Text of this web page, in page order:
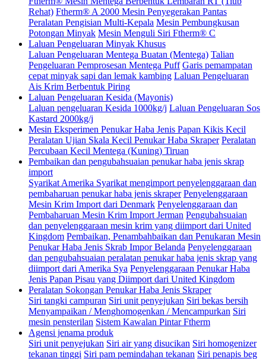
Rehat) Ftherm® A 2000 Mesin Penyegerakan Pantas
Peralatan Pengisian Multi-Kepala Mesin Pembungkusan
Potongan Minyak Mesin Menguli Siri Ftherm® C
Laluan Pengeluaran Minyak Khusus
Laluan Pengeluaran Mentega Buatan (Mentega) Talian
Pengeluaran Pemprosesan Mentega Puff Garis pemampatan
cepat minyak sapi dan lemak kambing Laluan Pengeluaran
Ais Krim Berbentuk Piring
Laluan Pengeluaran Kesida (Mayonis)
Laluan pengeluaran Kesida 1000kg/j Laluan Pengeluaran Sos
Kastard 2000kg/j
Mesin Eksperimen Penukar Haba Jenis Papan Kikis Kecil
Peralatan Ujian Skala Kecil Penukar Haba Skraper Peralatan
Percubaan Kecil Mentega (Kuning) Tiruan
Pembaikan dan pengubahsuaian penukar haba jenis skrap
import
Syarikat Amerika Syarikat mengimport penyelenggaraan dan
pembaharuan penukar haba jenis skraper Penyelenggaraan
Mesin Krim Import dari Denmark Penyelenggaraan dan
Pembaharuan Mesin Krim Import Jerman Pengubahsuaian
dan penyelenggaraan mesin krim yang diimport dari United
Kingdom Pembaikan, Penambahbaikan dan Penukaran Mesin
Penukar Haba Jenis Skrab Impor Belanda Penyelenggaraan
dan pengubahsuaian peralatan penukar haba jenis skrap yang
diimport dari Amerika Sya Penyelenggaraan Penukar Haba
Jenis Papan Pisau yang Diimport dari United Kingdom
Peralatan Sokongan Penukar Haba Jenis Skraper
Siri tangki campuran Siri unit penyejukan Siri bekas bersih
Menyampaikan / Menghomogenkan / Mencampurkan Siri
mesin pensterilan Sistem Kawalan Pintar Ftherm
Agensi jenama produk
Siri unit penyejukan Siri air yang disucikan Siri homogenizer
tekanan tinggi Siri pam pemindahan tekanan Siri penapis beg